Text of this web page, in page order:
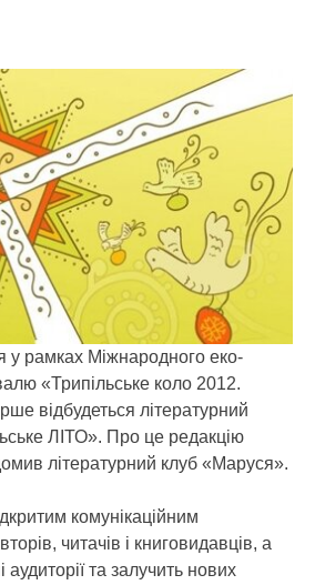
у рамках Міжнародного еко-
«Трипільське коло 2012.
відбудеться літературний
ЛІТО». Про це редакцію
літературний клуб «Маруся».
комунікаційним
читачів і книговидавців, а
аудиторії та залучить нових